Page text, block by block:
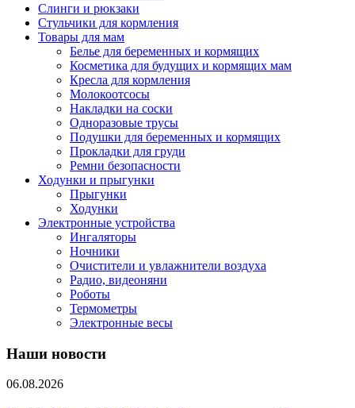
Слинги и рюкзаки
Стульчики для кормления
Товары для мам
Белье для беременных и кормящих
Косметика для будущих и кормящих мам
Кресла для кормления
Молокоотсосы
Накладки на соски
Одноразовые трусы
Подушки для беременных и кормящих
Прокладки для груди
Ремни безопасности
Ходунки и прыгунки
Прыгунки
Ходунки
Электронные устройства
Ингаляторы
Ночники
Очистители и увлажнители воздуха
Радио, видеоняни
Роботы
Термометры
Электронные весы
Наши новости
06.08.2026